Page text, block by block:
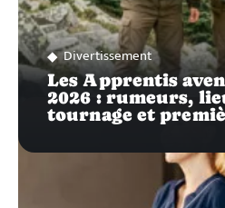
Divertissement
Les Apprentis
2026 : rumeurs,
tournage et